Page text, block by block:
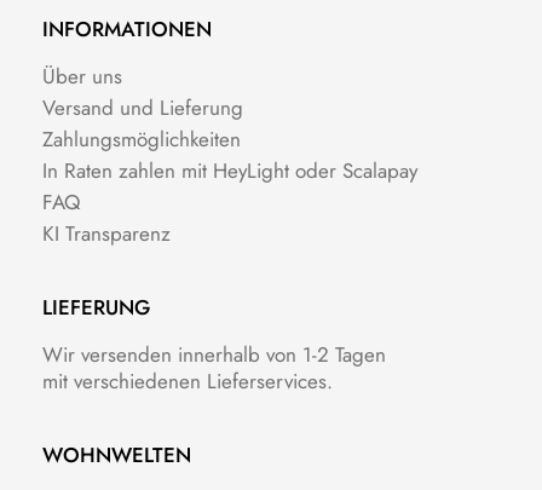
INFORMATIONEN
Über uns
Versand und Lieferung
Zahlungsmöglichkeiten
In Raten zahlen mit HeyLight oder Scalapay
FAQ
KI Transparenz
LIEFERUNG
Wir versenden innerhalb von 1-2 Tagen
mit verschiedenen Lieferservices.
WOHNWELTEN